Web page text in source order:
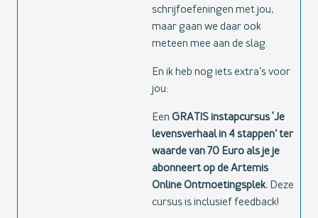
schrijfoefeningen met jou,
maar gaan we daar ook
meteen mee aan de slag.
En ik heb nog iets extra’s voor
jou:
Een GRATIS instapcursus ‘Je
levensverhaal in 4 stappen’ ter
waarde van 70 Euro als je je
abonneert op de Artemis
Online Ontmoetingsplek. Deze
cursus is inclusief feedback!